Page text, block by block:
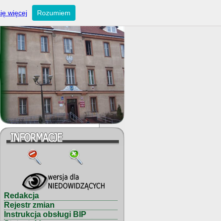
Redakcja
Rejestr zmian
Instrukcja obsługi BIP
więcej Rozumiem